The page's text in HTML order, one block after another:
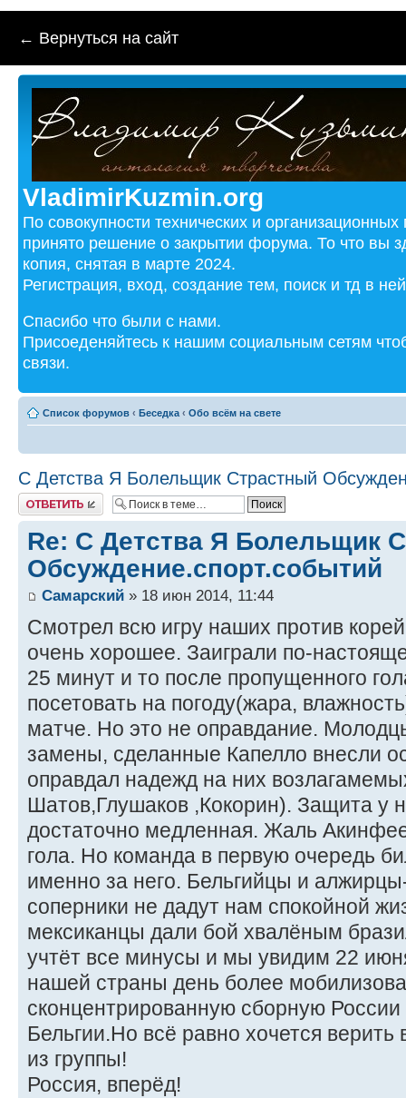
← Вернуться на сайт
VladimirKuzmin.org
По совокупности технических и
принято решение о закрытии форума. То что вы
копия, снятая в марте 2024.
Регистрация, вход, создание тем, поиск и тд в
Спасибо что были с нами.
Присоеденяйтесь к нашим социальным сетям
связи.
Список форумов ‹ Беседка ‹ Обо всём на свете
С Детства Я Болельщик Страстный
Ответить
Re: С Детства Я Болельщик
Обсуждение.спорт.событий
Самарский » 18 июн 2014, 11:44
Смотрел всю игру наших против
очень хорошее. Заиграли по-
25 минут и то после пропущенного
посетовать на погоду(жара,
матче. Но это не оправдание.
замены, сделанные Капелло внесли
оправдал надежд на них
Шатов,Глушаков ,Кокорин). Защита у
достаточно медленная. Жаль
гола. Но команда в первую очередь
именно за него. Бельгийцы и
соперники не дадут нам спокойной
мексиканцы дали бой хвалёным
учтёт все минусы и мы увидим 22
нашей страны день более
сконцентрированную сборную
Бельгии.Но всё равно хочется
из группы!
Россия, вперёд!